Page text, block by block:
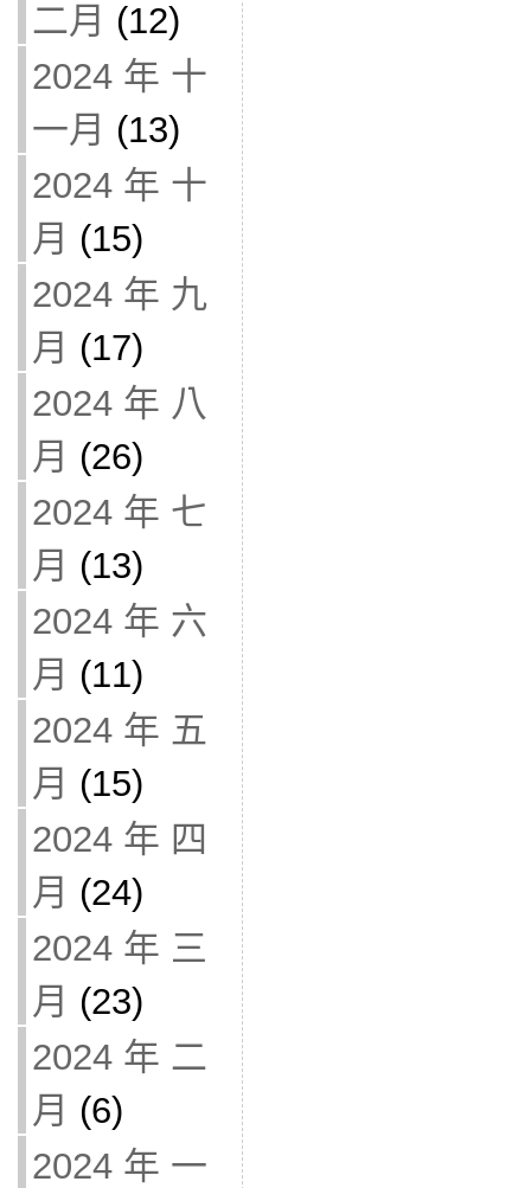
二月 (12)
2024 年 十
一月 (13)
2024 年 十
月 (15)
2024 年 九
月 (17)
2024 年 八
月 (26)
2024 年 七
月 (13)
2024 年 六
月 (11)
2024 年 五
月 (15)
2024 年 四
月 (24)
2024 年 三
月 (23)
2024 年 二
月 (6)
2024 年 一